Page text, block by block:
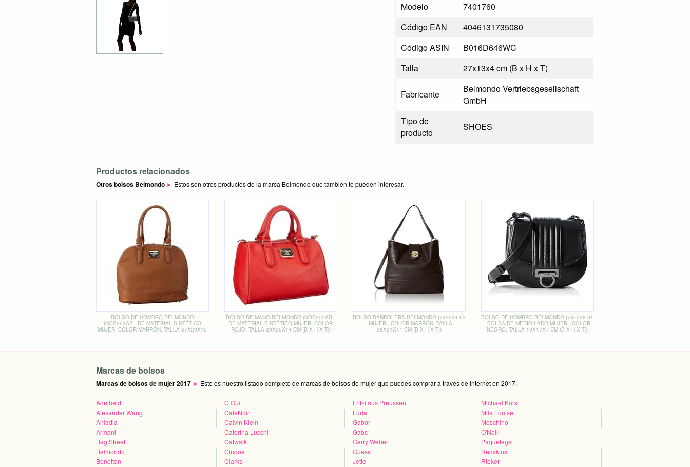
Modelo
7401760
Código EAN
4046131735080
Código ASIN
B016D646WC
Talla
27x13x4 cm (B x H x T)
Fabricante
Belmondo Vertriebsgesellschaft
GmbH
Tipo de
producto
SHOES
Productos relacionados
Otros bolsos Belmondo ► Estos son otros productos de la marca Belmondo que también te pueden interesar.
BOLSO DE HOMBRO BELMONDO
(NOS903AB - DE MATERIAL SINTÉTICO
MUJER, COLOR MARRÓN, TALLA 37X29X15
BOLSO DE MANO BELMONDO (NOS900AB -
DE MATERIAL SINTÉTICO MUJER, COLOR
ROJO, TALLA 29X20X14 CM (B X H X T))
BOLSO BANDOLERA BELMONDO (735034 02
- MUJER , COLOR MARRÓN, TALLA
38X31X14 CM (B X H X T))
BOLSO DE HOMBRO BELMONDO (735028 01
- BOLSA DE MEDIO LADO MUJER , COLOR
NEGRO, TALLA 19X17X7 CM (B X H X T))
Marcas de bolsos
Marcas de bolsos de mujer 2017 ► Este es nuestro listado completo de marcas de bolsos de mujer que puedes comprar a través de Internet en 2017.
Adelheid
Alexander Wang
Anladia
Armani
Bag Street
Belmondo
Benetton
C.Oui
CafèNoir
Calvin Klein
Caterina Lucchi
Catwalk
Cinque
Clarks
Fritzi aus Preussen
Furla
Gabor
Gabs
Gerry Weber
Guess
Jette
Michael Kors
Mila Louise
Moschino
O'Neill
Paquetage
Redskins
Rieker